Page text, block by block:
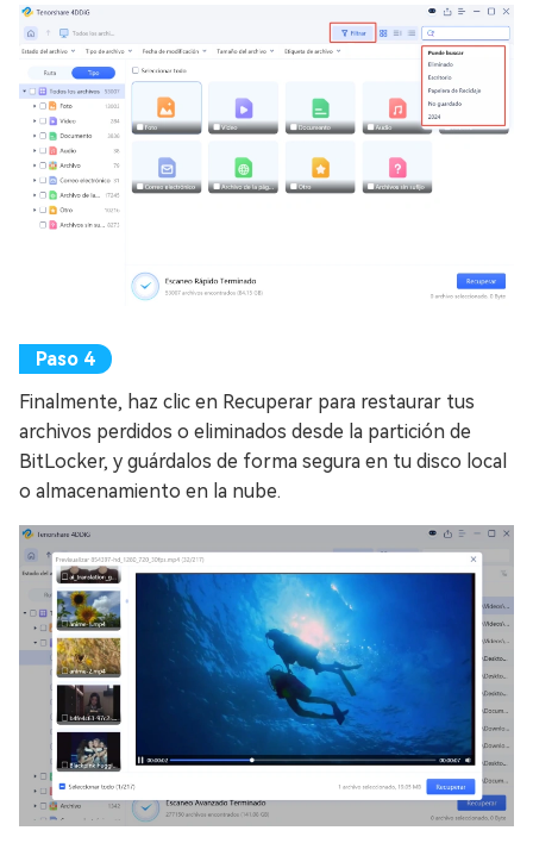
Finalmente, haz clic en Recuperar para restaurar tus
archivos perdidos o eliminados desde la partición de
BitLocker, y guárdalos de forma segura en tu disco local
o almacenamiento en la nube.